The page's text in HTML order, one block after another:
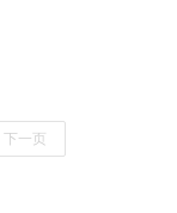
下一页